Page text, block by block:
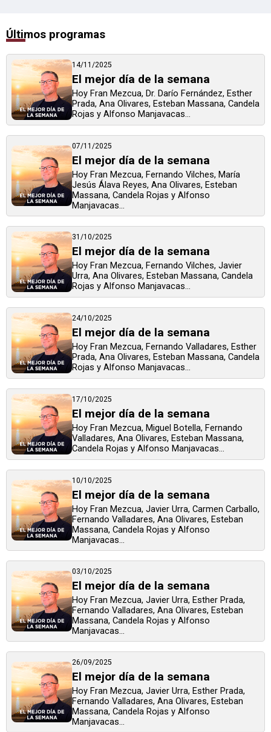
Últimos programas
14/11/2025
El mejor día de la semana
Hoy Fran Mezcua, Dr. Darío Fernández, Esther
Prada, Ana Olivares, Esteban Massana, Candela
Rojas y Alfonso Manjavacas...
07/11/2025
El mejor día de la semana
Hoy Fran Mezcua, Fernando Vilches, María
Jesús Álava Reyes, Ana Olivares, Esteban
Massana, Candela Rojas y Alfonso
Manjavacas...
31/10/2025
El mejor día de la semana
Hoy Fran Mezcua, Fernando Vilches, Javier
Urra, Ana Olivares, Esteban Massana, Candela
Rojas y Alfonso Manjavacas...
24/10/2025
El mejor día de la semana
Hoy Fran Mezcua, Fernando Valladares, Esther
Prada, Ana Olivares, Esteban Massana, Candela
Rojas y Alfonso Manjavacas...
17/10/2025
El mejor día de la semana
Hoy Fran Mezcua, Miguel Botella, Fernando
Valladares, Ana Olivares, Esteban Massana,
Candela Rojas y Alfonso Manjavacas...
10/10/2025
El mejor día de la semana
Hoy Fran Mezcua, Javier Urra, Carmen Carballo,
Fernando Valladares, Ana Olivares, Esteban
Massana, Candela Rojas y Alfonso
Manjavacas...
03/10/2025
El mejor día de la semana
Hoy Fran Mezcua, Javier Urra, Esther Prada,
Fernando Valladares, Ana Olivares, Esteban
Massana, Candela Rojas y Alfonso
Manjavacas...
26/09/2025
El mejor día de la semana
Hoy Fran Mezcua, Javier Urra, Esther Prada,
Fernando Valladares, Ana Olivares, Esteban
Massana, Candela Rojas y Alfonso
Manjavacas...